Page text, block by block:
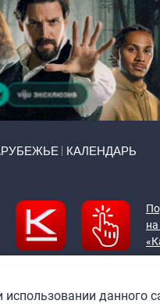
КАЛЕНДАРЬ
данного